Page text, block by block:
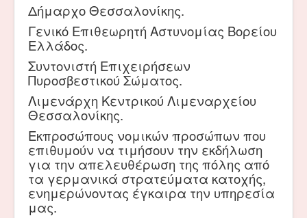
Δήμαρχο Θεσσαλονίκης.
Γενικό Επιθεωρητή Αστυνομίας Βορείου
Ελλάδος.
Συντονιστή Επιχειρήσεων
Πυροσβεστικού Σώματος.
Λιμενάρχη Κεντρικού Λιμεναρχείου
Θεσσαλονίκης.
Εκπροσώπους νομικών προσώπων που
επιθυμούν να τιμήσουν την εκδήλωση
για την απελευθέρωση της πόλης από
τα γερμανικά στρατεύματα κατοχής,
ενημερώνοντας έγκαιρα την υπηρεσία
μας.